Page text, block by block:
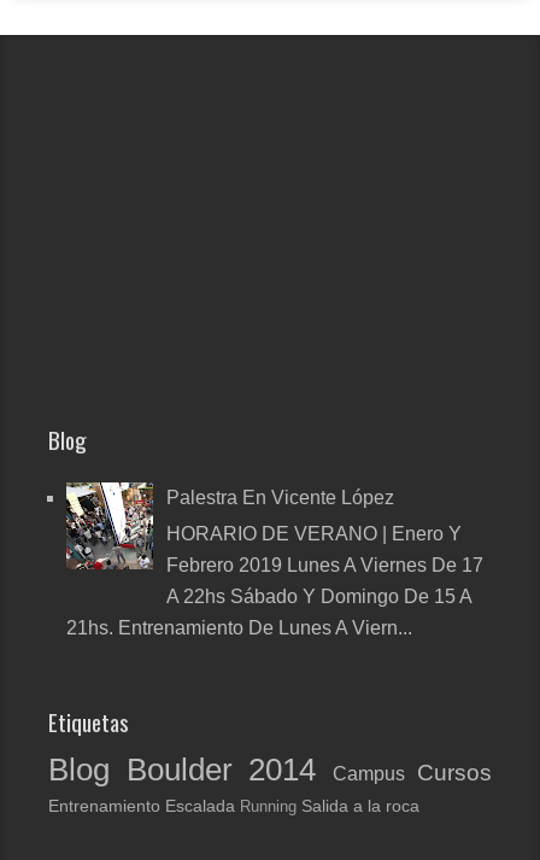
Blog
Palestra En Vicente López
HORARIO DE VERANO | Enero Y
Febrero 2019 Lunes A Viernes De 17
A 22hs Sábado Y Domingo De 15 A
21hs. Entrenamiento De Lunes A Viern...
Etiquetas
Blog
Boulder 2014 Campus Cursos
Entrenamiento Escalada Running Salida a la roca